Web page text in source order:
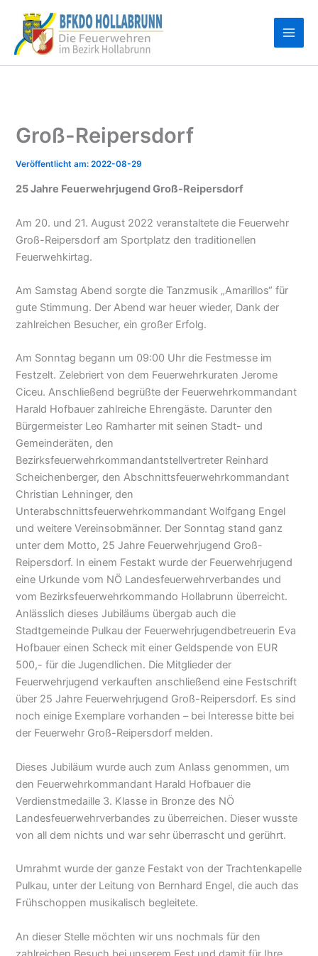
Inhalt
springen
Groß-Reipersdorf
2022-08-29
25 Jahre Feuerwehrjugend Groß-Reipersdorf
Am 20. und 21. August 2022 veranstaltete die Feuerwehr
Groß-Reipersdorf am Sportplatz den traditionellen
Feuerwehkirtag.
Am Samstag Abend sorgte die Tanzmusik „Amarillos“ für
gute Stimmung. Der Abend war heuer wieder, Dank der
zahlreichen Besucher, ein großer Erfolg.
Am Sonntag begann um 09:00 Uhr die Festmesse im
Festzelt. Zelebriert von dem Feuerwehrkuraten Jerome
Ciceu. Anschließend begrüßte der Feuerwehrkommandant
Harald Hofbauer zahlreiche Ehrengäste. Darunter den
Bürgermeister Leo Ramharter mit seinen Stadt- und
Gemeinderäten, den
Bezirksfeuerwehrkommandantstellvertreter Reinhard
Scheichenberger, den Abschnittsfeuerwehrkommandant
Christian Lehninger, den
Unterabschnittsfeuerwehrkommandant Wolfgang Engel
und weitere Vereinsobmänner. Der Sonntag stand ganz
unter dem Motto, 25 Jahre Feuerwehrjugend Groß-
Reipersdorf. In einem Festakt wurde der Feuerwehrjugend
eine Urkunde vom NÖ Landesfeuerwehrverbandes und
vom Bezirksfeuerwehrkommando Hollabrunn überreicht.
Anlässlich dieses Jubiläums übergab auch die
Stadtgemeinde Pulkau der Feuerwehrjugendbetreuerin Eva
Hofbauer einen Scheck mit einer Geldspende von EUR
500,- für die Jugendlichen. Die Mitglieder der
Feuerwehrjugend verkauften anschließend eine Festschrift
über 25 Jahre Feuerwehrjugend Groß-Reipersdorf. Es sind
noch einige Exemplare vorhanden – bei Interesse bitte bei
der Feuerwehr Groß-Reipersdorf melden.
Dieses Jubiläum wurde auch zum Anlass genommen, um
den Feuerwehrkommandant Harald Hofbauer die
Verdienstmedaille 3. Klasse in Bronze des NÖ
Landesfeuerwehrverbandes zu überreichen. Dieser wusste
von all dem nichts und war sehr überrascht und gerührt.
Umrahmt wurde der ganze Festakt von der Trachtenkapelle
Pulkau, unter der Leitung von Bernhard Engel, die auch das
Frühschoppen musikalisch begleitete.
An dieser Stelle möchten wir uns nochmals für den